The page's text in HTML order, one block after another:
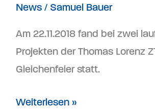
News/ Samuel Bauer
Am 22.11.2018 fand bei zwei
Projekten der Thomas Lorenz
Gleichenfeier statt.
Weiterlesen »